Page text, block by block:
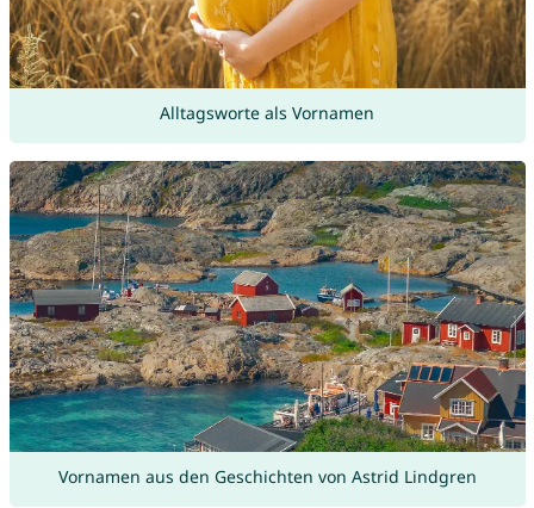
Alltagsworte als Vornamen
Vornamen aus den Geschichten von Astrid Lindgren